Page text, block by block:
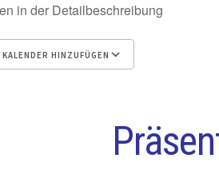
in der Detailbeschreibung
KALENDER HINZUFÜGEN